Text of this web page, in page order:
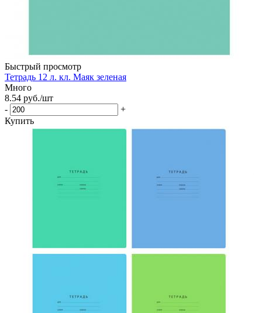
Быстрый просмотр
Тетрадь 12 л. кл. Маяк зеленая
Много
8.54 руб./шт
-
+
Купить